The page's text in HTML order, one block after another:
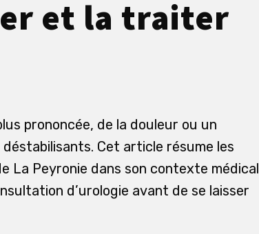
et la traiter
prononcée, de la douleur ou un
Cet article résume les
La Peyronie dans son contexte médical
d’urologie avant de se laisser